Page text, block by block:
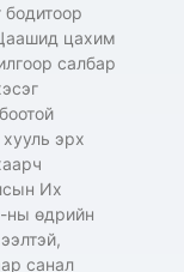
цахим
салбар
эрх
Их
ны өдрийн
санал